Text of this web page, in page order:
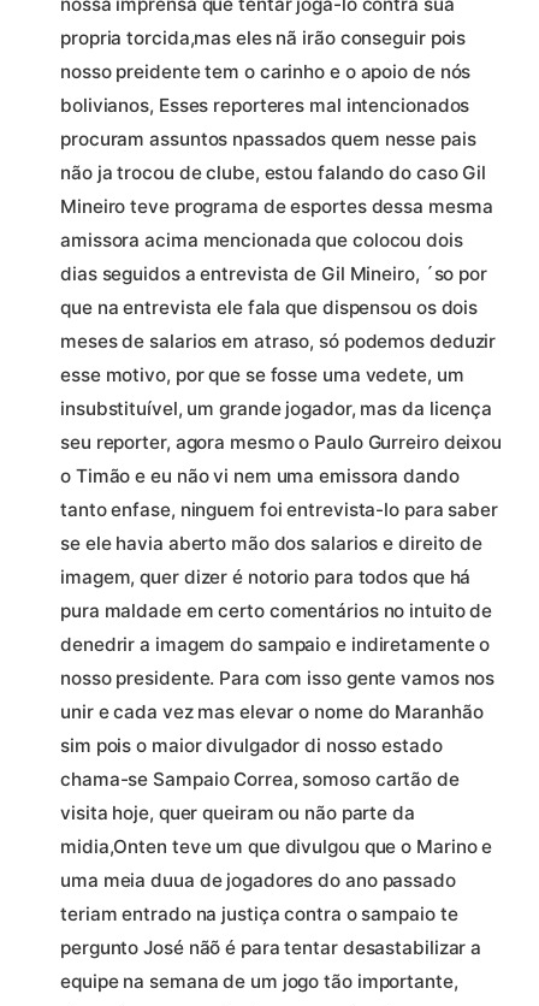
nossa imprensa que tentar joga-lo contra sua
propria torcida,mas eles nã irão conseguir pois
nosso preidente tem o carinho e o apoio de nós
bolivianos, Esses reporteres mal intencionados
procuram assuntos npassados quem nesse pais
não ja trocou de clube, estou falando do caso Gil
Mineiro teve programa de esportes dessa mesma
amissora acima mencionada que colocou dois
dias seguidos a entrevista de Gil Mineiro, ´so por
que na entrevista ele fala que dispensou os dois
meses de salarios em atraso, só podemos deduzir
esse motivo, por que se fosse uma vedete, um
insubstituível, um grande jogador, mas da licença
seu reporter, agora mesmo o Paulo Gurreiro deixou
o Timão e eu não vi nem uma emissora dando
tanto enfase, ninguem foi entrevista-lo para saber
se ele havia aberto mão dos salarios e direito de
imagem, quer dizer é notorio para todos que há
pura maldade em certo comentários no intuito de
denedrir a imagem do sampaio e indiretamente o
nosso presidente. Para com isso gente vamos nos
unir e cada vez mas elevar o nome do Maranhão
sim pois o maior divulgador di nosso estado
chama-se Sampaio Correa, somoso cartão de
visita hoje, quer queiram ou não parte da
midia,Onten teve um que divulgou que o Marino e
uma meia duua de jogadores do ano passado
teriam entrado na justiça contra o sampaio te
pergunto José nãõ é para tentar desastabilizar a
equipe na semana de um jogo tão importante,